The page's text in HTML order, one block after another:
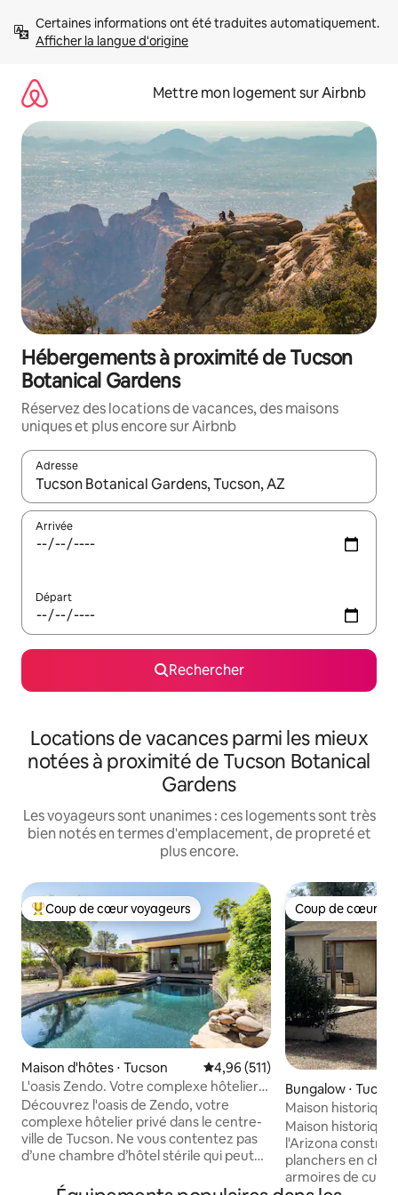
directement
Afficher la langue d'origine
Mettre mon logement sur Airbnb
Hébergements à proximité de Tucson
Botanical Gardens
Réservez des locations de vacances, des maisons
uniques et plus encore sur Airbnb
Adresse
Lorsque les résultats s'affichent, utilisez les flèches vers le
Arrivée
Départ
Rechercher
Locations de vacances parmi les mieux
notées à proximité de Tucson Botanical
Gardens
Les voyageurs sont unanimes : ces logements sont très
bien notés en termes d'emplacement, de propreté et
plus encore.
Coups de cœur voyageurs les plus appréciés
Coup de cœur voyageurs
Maison d'hôtes ⋅ Tucson Évaluation moyenne sur la
4,96 (511)
L'oasis Zendo. Votre complexe hôtelier
privé à Tucson.
Découvrez l'oasis de Zendo, votre
complexe hôtelier privé dans le centre-
ville de Tucson. Ne vous contentez pas
d’une chambre d’hôtel stérile qui peut
Zendo offre une ambiance de retraite
Coup de cœur
Coup de cœur
Bungalow ⋅
Maison historique
Maison
l'Arizona
planchers en
armoires de